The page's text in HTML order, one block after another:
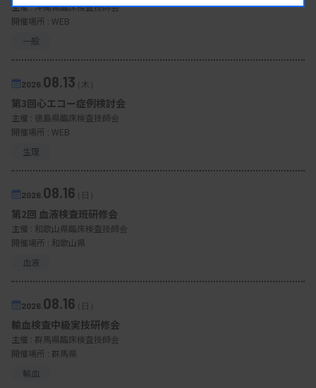
主催 :沖縄県臨床検査技師会
開催場所 : WEB
一般
2026. 08.13（木）
第3回心エコー症例検討会
主催 : 徳島県臨床検査技師会
開催場所 : WEB
生理
2026. 08.16（日）
第2回 血液検査班研修会
主催 : 和歌山県臨床検査技師会
開催場所 : 和歌山県
血液
2026. 08.16（日）
輸血検査中級実技研修会
主催 : 群馬県臨床検査技師会
開催場所 : 群馬県
輸血